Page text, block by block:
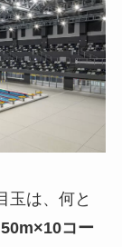
玉は、何と
コー